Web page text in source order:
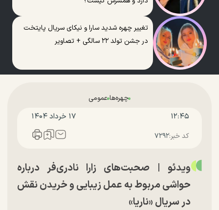
تغییر چهره شدید سارا و نیکای سریال پایتخت
در جشن تولد ۲۲ سالگی + تصاویر
چهره‌هاعمومی
۱۲:۴۵ ۱۷ خرداد ۱۴۰۴
کد خبر:۷۲۹۲
ویدئو | صحبت‌های زارا نادری‌فر درباره
حواشی مربوط به عمل زیبایی و خریدن نقش
در سریال «ناریا»